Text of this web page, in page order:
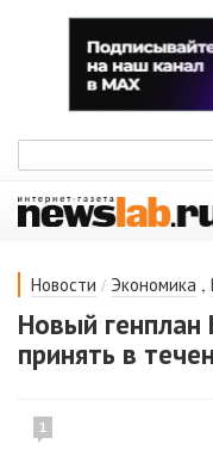
Новости / Экономика ,
Новый генплан
принять в
1